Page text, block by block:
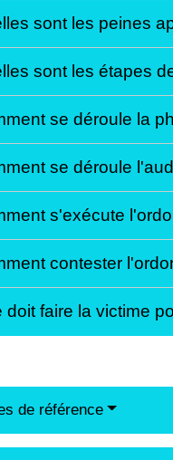
sont les peines
sont les étapes
se déroule la
se déroule
s'exécute
contester
doit faire la victime
de référence